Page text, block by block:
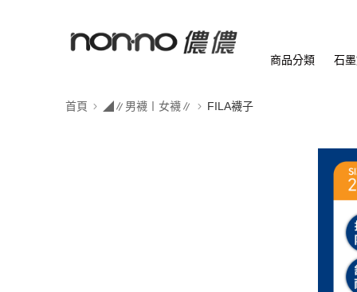
商品分類 石
首頁 ◢∥男襪〡女襪∥ FILA襪子